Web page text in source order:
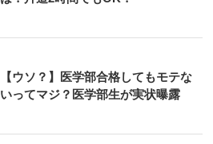
【ウソ？】医学部合格してもモテな
いってマジ？医学部生が実状曝露